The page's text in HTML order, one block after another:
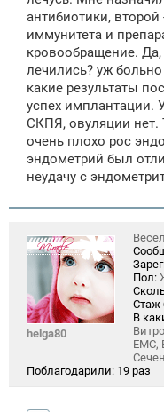
антибиотики,
иммунитета и
кровообращение.
лечились? уж
какие результаты
успех имплантации.
СКПЯ, овуляции
очень плохо рос
эндометрий был
неудачу с
helga80
Пол:
Стаж
В
Поблагодарили: 19 раз